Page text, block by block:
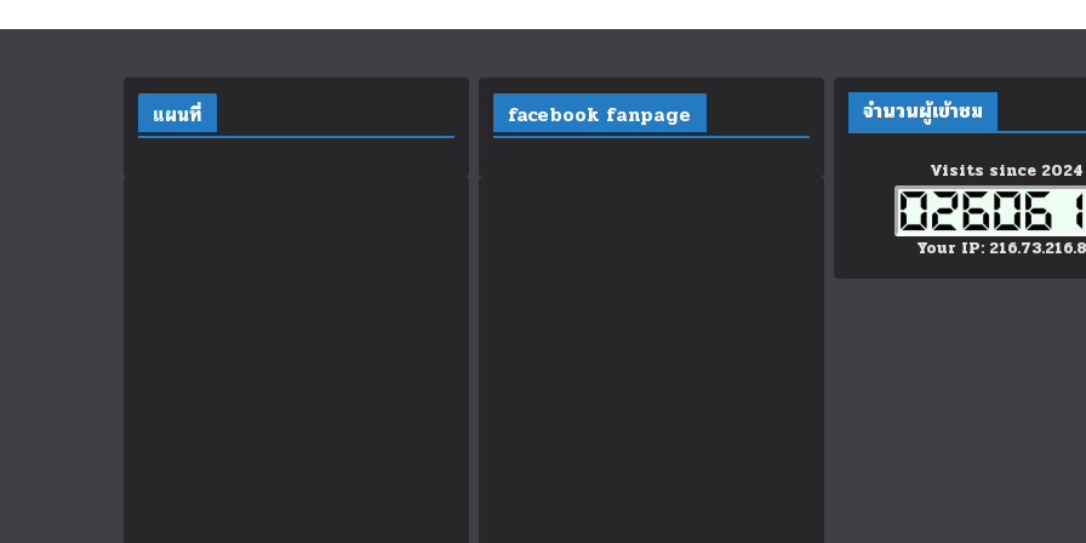
แผนที่ facebook fanpage จำนวนผู้เข้าชม
Visits since 2024
Your IP: